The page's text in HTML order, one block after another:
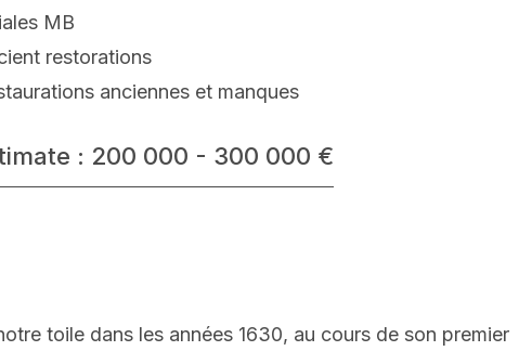
MB
restorations
anciennes et manques
: 200 000 - 300 000 €
toile dans les années 1630, au cours de son premier